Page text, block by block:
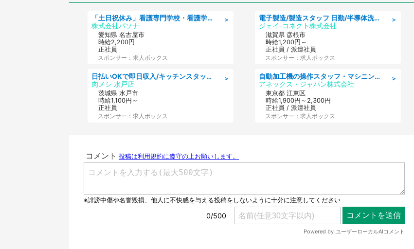
＞
「土日祝休み」看護専門学校・看護学部での教員業務/高時給/要資格:保健師、正看護師
株式会社パソナ
愛知県 名古屋市
時給2,200円
正社員
スポンサー：求人ボックス
＞
日払いOKで即日収入/キッチンスタッフ/デリバリー業務など、自己成長可能な幅広い仕事に挑戦!髪型自由&ピアス・ネイルOK/茨城県/水戸市
肉メシ 水戸店
茨城県 水戸市
時給1,100円～
正社員
スポンサー：求人ボックス
＞
電子製造/製造スタッフ 日勤/半導体洗浄装置の組立/未経験可
ジェイ-コネクト株式会社
滋賀県 彦根市
時給1,200円～
正社員 / 派遣社員
スポンサー：求人ボックス
＞
自動加工機の操作スタッフ・マシニングセンタ/工業系卒歓迎/未経験OK/急募/男女活躍/残業が少ない
アネックス・ジャパン株式会社
東京都 江東区
時給1,900円～2,300円
正社員 / 派遣社員
スポンサー：求人ボックス